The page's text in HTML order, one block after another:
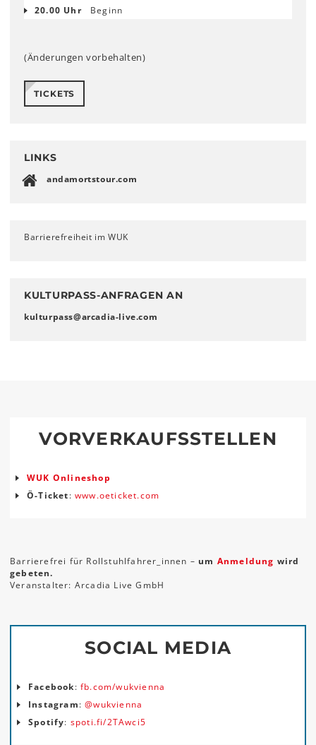
20.00 Uhr
Beginn
(Änderungen vorbehalten)
TICKETS
LINKS
andamortstour.com
Barrierefreiheit im WUK
KULTURPASS-ANFRAGEN AN
kulturpass@arcadia-live.com
VORVERKAUFSSTELLEN
WUK Onlineshop
Ö-Ticket:www.oeticket.com
Barrierefrei für Rollstuhlfahrer_innen – um Anmeldung wird
gebeten.
Veranstalter: Arcadia Live GmbH
SOCIAL MEDIA
Facebook:fb.com/wukvienna
Instagram:@wukvienna
Spotify: spoti.fi/2TAwci5